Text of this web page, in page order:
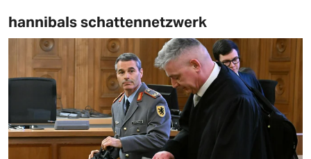
hannibals schattennetzwerk